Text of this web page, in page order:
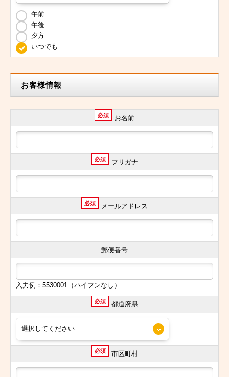
午前
午後
夕方
いつでも
お客様情報
必須 お名前
必須 フリガナ
必須 メールアドレス
郵便番号
入力例：5530001（ハイフンなし）
必須 都道府県
必須 市区町村